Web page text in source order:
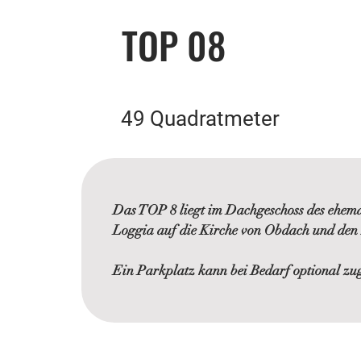
TOP 08
49 Quadratmeter
Das TOP 8 liegt im Dachgeschoss des
Loggia auf die Kirche von Obdach und
Ein Parkplatz kann bei Bedarf optional